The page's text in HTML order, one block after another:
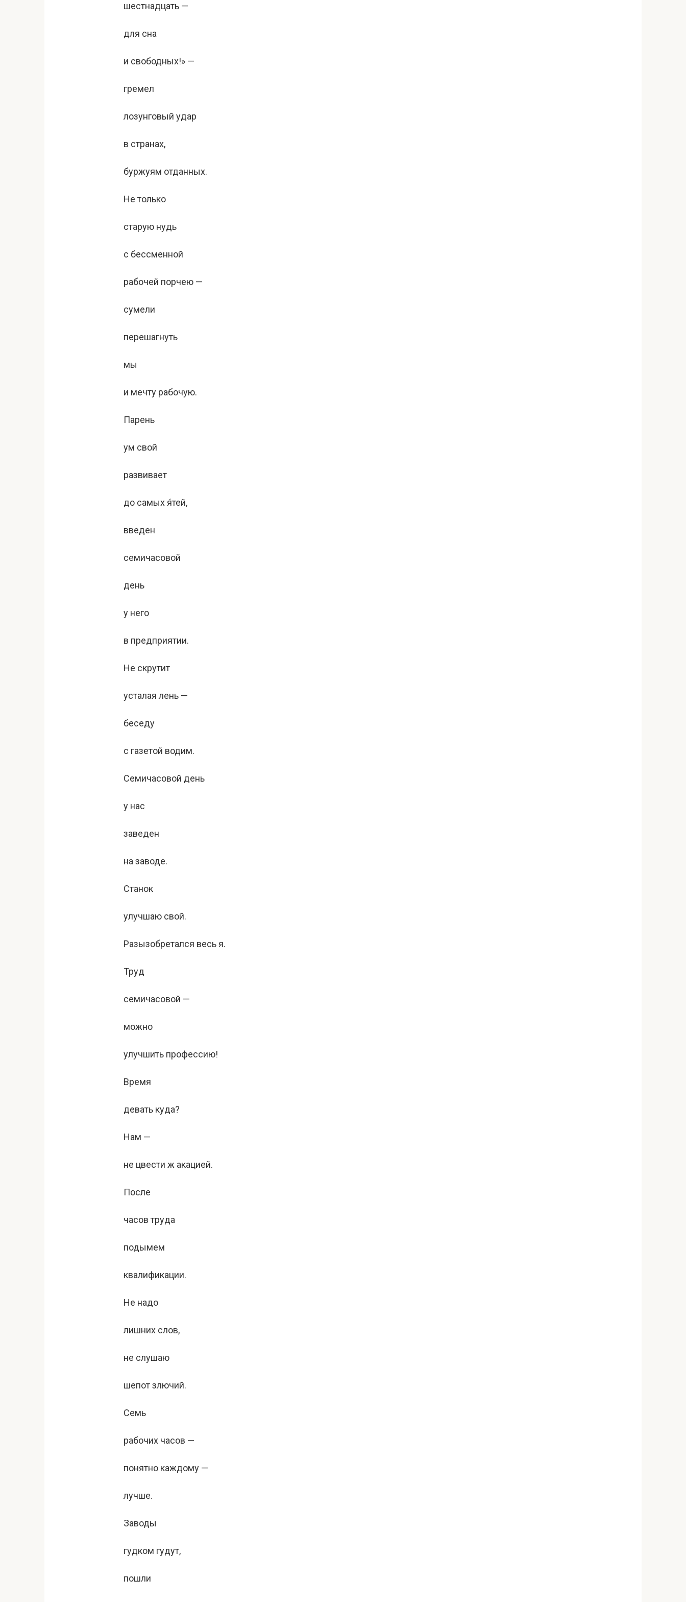
шестнадцать —
для сна
и свободных!» —
гремел
лозунговый удар
в странах,
буржуям отданных.
Не только
старую нудь
с бессменной
рабочей порчею —
сумели
перешагнуть
мы
и мечту рабочую.
Парень
ум свой
развивает
до самых я́тей,
введен
семичасовой
день
у него
в предприятии.
Не скрутит
усталая лень —
беседу
с газетой водим.
Семичасовой день
у нас
заведен
на заводе.
Станок
улучшаю свой.
Разызобретался весь я.
Труд
семичасовой —
можно
улучшить профессию!
Время
девать куда?
Нам —
не цвести ж акацией.
После
часов труда
подымем
квалификации.
Не надо
лишних слов,
не слушаю
шепот злючий.
Семь
рабочих часов —
понятно каждому —
лучше.
Заводы
гудком гудут,
пошли